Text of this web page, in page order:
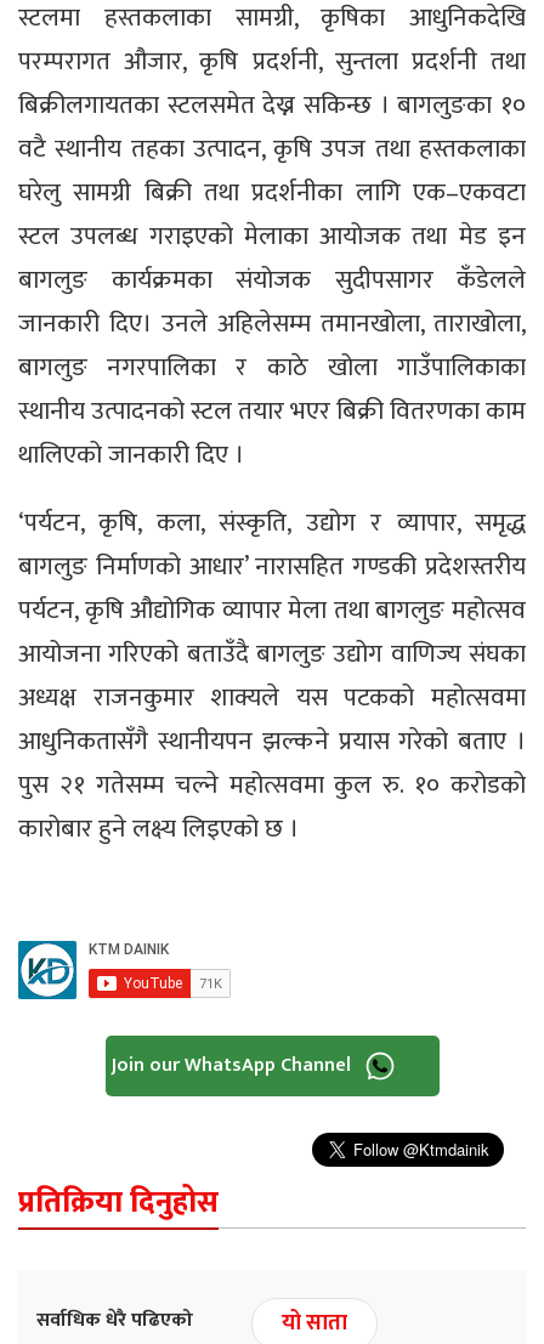
स्टलमा हस्तकलाका सामग्री, कृषिका आधुनिकदेखि
परम्परागत औजार, कृषि प्रदर्शनी, सुन्तला प्रदर्शनी तथा
बिक्रीलगायतका स्टलसमेत देख्न सकिन्छ । बागलुङका १०
वटै स्थानीय तहका उत्पादन, कृषि उपज तथा हस्तकलाका
घरेलु सामग्री बिक्री तथा प्रदर्शनीका लागि एक–एकवटा
स्टल उपलब्ध गराइएको मेलाका आयोजक तथा मेड इन
बागलुङ कार्यक्रमका संयोजक सुदीपसागर कँडेलले
जानकारी दिए। उनले अहिलेसम्म तमानखोला, ताराखोला,
बागलुङ नगरपालिका र काठे खोला गाउँपालिकाका
स्थानीय उत्पादनको स्टल तयार भएर बिक्री वितरणका काम
थालिएको जानकारी दिए ।
‘पर्यटन, कृषि, कला, संस्कृति, उद्योग र व्यापार, समृद्ध
बागलुङ निर्माणको आधार’ नारासहित गण्डकी प्रदेशस्तरीय
पर्यटन, कृषि औद्योगिक व्यापार मेला तथा बागलुङ महोत्सव
आयोजना गरिएको बताउँदै बागलुङ उद्योग वाणिज्य संघका
अध्यक्ष राजनकुमार शाक्यले यस पटकको महोत्सवमा
आधुनिकतासँगै स्थानीयपन झल्कने प्रयास गरेको बताए ।
पुस २१ गतेसम्म चल्ने महोत्सवमा कुल रु. १० करोडको
कारोबार हुने लक्ष्य लिइएको छ ।
Join our WhatsApp Channel
प्रतिक्रिया दिनुहोस
सर्वाधिक धेरै पढिएको
यो साता